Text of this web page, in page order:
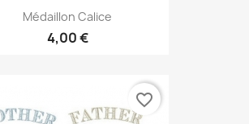
Médaillon Calice
4,00 €
favorite_border